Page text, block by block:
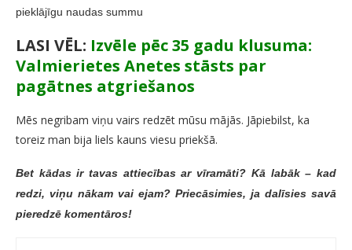
pieklājīgu naudas summu
LASI VĒL: Izvēle pēc 35 gadu klusuma:
Valmierietes Anetes stāsts par
pagātnes atgriešanos
Mēs negribam viņu vairs redzēt mūsu mājās. Jāpiebilst, ka
toreiz man bija liels kauns viesu priekšā.
Bet kādas ir tavas attiecības ar vīramāti? Kā labāk – kad
redzi, viņu nākam vai ejam? Priecāsimies, ja dalīsies savā
pieredzē komentāros!